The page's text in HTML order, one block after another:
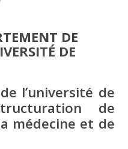
DE
DE
l’université de
de
médecine et de